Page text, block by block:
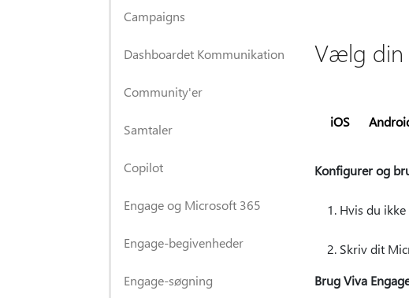
Campaigns
Dashboardet Kommunikation
Community'er
Samtaler
Copilot
Engage og Microsoft 365
Engage-begivenheder
Engage-søgning
Vælg din
iOS
Konfigurer og
Hvis du
Skriv dit
Brug Viva